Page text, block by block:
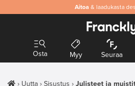
Aitoa & laadukasta
Osta Myy Seuraa
Uutta Sisustus Julisteet ja